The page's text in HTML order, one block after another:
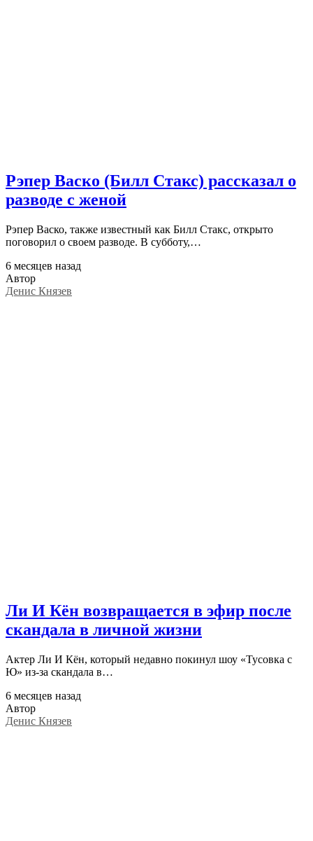
Рэпер Васко (Билл Стакс) рассказал о
разводе с женой
Рэпер Васко, также известный как Билл Стакс, открыто
поговорил о своем разводе. В субботу,…
6 месяцев назад
Автор
Денис Князев
Ли И Кён возвращается в эфир после
скандала в личной жизни
Актер Ли И Кён, который недавно покинул шоу «Тусовка с
Ю» из-за скандала в…
6 месяцев назад
Автор
Денис Князев